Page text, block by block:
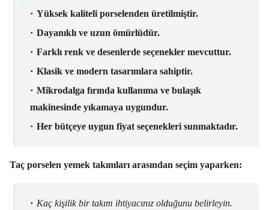
Yüksek kaliteli porselenden üretilmiştir.
Dayanıklı ve uzun ömürlüdür.
Farklı renk ve desenlerde seçenekler mevcuttur.
Klasik ve modern tasarımlara sahiptir.
Mikrodalga fırında kullanıma ve bulaşık
makinesinde yıkamaya uygundur.
Her bütçeye uygun fiyat seçenekleri sunmaktadır.
Taç porselen yemek takımları arasından seçim yaparken:
Kaç kişilik bir takım ihtiyacınız olduğunu belirleyin.